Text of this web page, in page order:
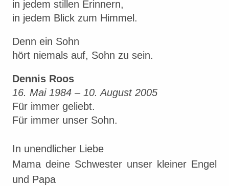
in jedem stillen Erinnern,
in jedem Blick zum Himmel.
Denn ein Sohn
hört niemals auf, Sohn zu sein.
Dennis Roos
16. Mai 1984 – 10. August 2005
Für immer geliebt.
Für immer unser Sohn.
In unendlicher Liebe
Mama deine Schwester unser kleiner Engel
und Papa